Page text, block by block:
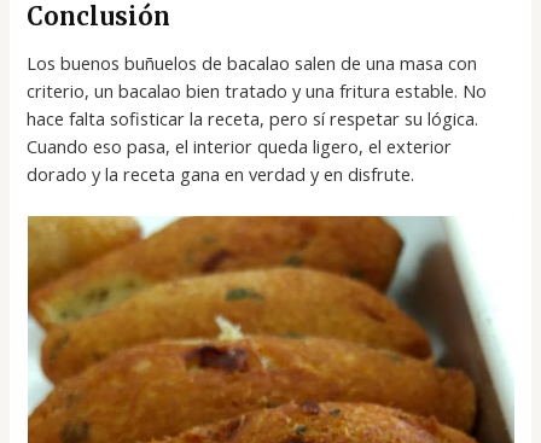
Conclusión
Los buenos buñuelos de bacalao salen de una masa con
criterio, un bacalao bien tratado y una fritura estable. No
hace falta sofisticar la receta, pero sí respetar su lógica.
Cuando eso pasa, el interior queda ligero, el exterior
dorado y la receta gana en verdad y en disfrute.